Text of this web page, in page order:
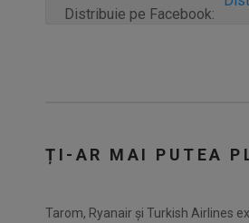
Distribuie pe Facebook:
ȚI-AR MAI PUTEA
Tarom, Ryanair și Turkish Airlines